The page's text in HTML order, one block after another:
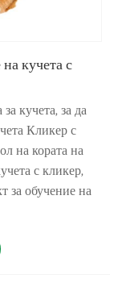
кучета с
кучета, за да
Кликер с
на кората на
с кликер,
за обучение на